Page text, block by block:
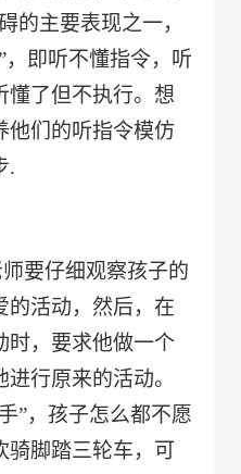
的主要表现之一，
，即听不懂指令，听
懂了但不执行。想
他们的听指令模仿
.
要仔细观察孩子的
的活动，然后，在
时，要求他做一个
行原来的活动。
”，孩子怎么都不愿
脚踏三轮车，可